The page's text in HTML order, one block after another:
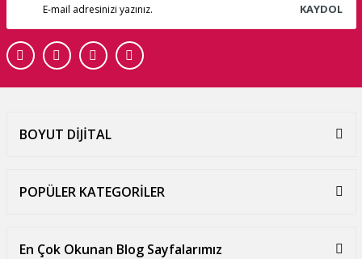
KAYDOL
BOYUT DİJİTAL
POPÜLER KATEGORİLER
En Çok Okunan Blog Sayfalarımız